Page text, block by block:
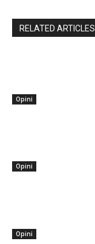
RELATED ARTICLES
Opini
Opini
Opini